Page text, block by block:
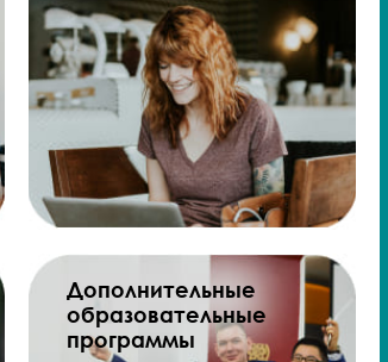
Дополнительные
образовательные
программы